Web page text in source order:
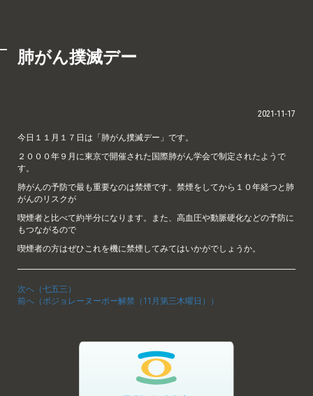
肺がん撲滅デー
2021-11-17
今日１１月１７日は「肺がん撲滅デー」です。
２０００年９月に東京で開催された国際肺がん学会で制定されたようで
す。
肺がんの予防で最も重要なのは禁煙です。禁煙をしてから１０年経つと肺
がんのリスクが
喫煙者と比べて約半分になります。また、高血圧や動脈硬化などの予防に
もつながるので
喫煙者の方はぜひこれを機に禁煙してみてはいかがでしょうか。
次へ（七五三）
前へ（ボジョレーヌーボー解禁（11月第三木曜日））